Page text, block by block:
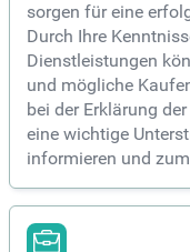
sorgen für eine
Durch Ihre
Dienstleistungen
und mögliche
bei der Erklärung
eine wichtige
informieren und